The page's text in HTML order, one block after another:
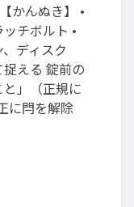
かんぬき】 •
チボルト •
ディスク
える 錠前の
」（正規に
に閂を解除